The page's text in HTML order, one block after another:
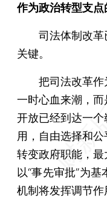
作为政治转型支
司法体制改革
关键。
把司法改革作为
一时心血来潮，
开放已经到达一
用，自由选择和
转变政府职能，
以“事先审批”为
机制将发挥调节